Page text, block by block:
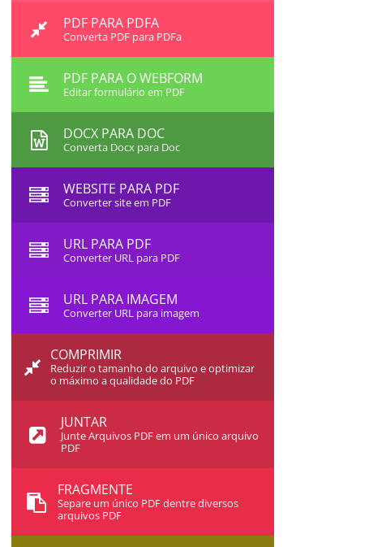
PDF PARA PDFA
Converta PDF para PDFa
PDF PARA O WEBFORM
Editar formulário em PDF
DOCX PARA DOC
Converta Docx para Doc
WEBSITE PARA PDF
Converter site em PDF
URL PARA PDF
Converter URL para PDF
URL PARA IMAGEM
Converter URL para imagem
COMPRIMIR
Reduzir o tamanho do arquivo e optimizar
o máximo a qualidade do PDF
JUNTAR
Junte Arquivos PDF em um único arquivo
PDF
FRAGMENTE
Separe um único PDF dentre diversos
arquivos PDF